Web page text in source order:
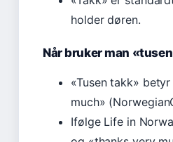
holder døren.
Når bruker man
«Tusen takk»
much»
Ifølge Life in